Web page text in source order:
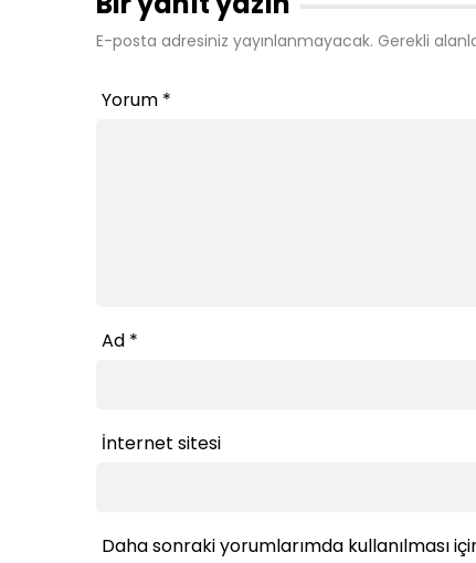
E-posta adresiniz yayınlanmayacak. Gerekli
Yorum *
Ad *
İnternet sitesi
Daha sonraki yorumlarımda kullanılması